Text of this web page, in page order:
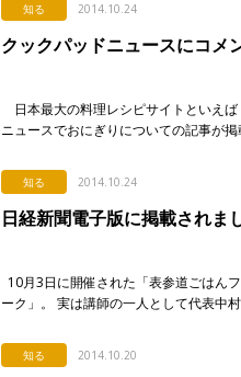
知る 2014.10.24
クックパッドニュースにコメ
日本最大の料理レシピサイトといえ
ニュースでおにぎりについての記事が
知る 2014.10.24
日経新聞電子版に掲載されま
10月3日に開催された「表参道ごはん
ーク」。 実は講師の一人として代表中
知る 2014.10.20